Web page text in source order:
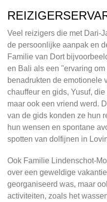
Veel reizigers die met Dari-
de persoonlijke aanpak en
Familie van Dort
en Bali als een "ervaring
benadrukten de emotionele
chauffeur en gids, Yusuf,
maar ook een vriend werd.
van de gids konden ze hun
hun wensen en spontane
spotten van dolfijnen in
Ook Familie Lindenschot-
over een geweldige
georganiseerd was, maar
activiteiten, zoals het